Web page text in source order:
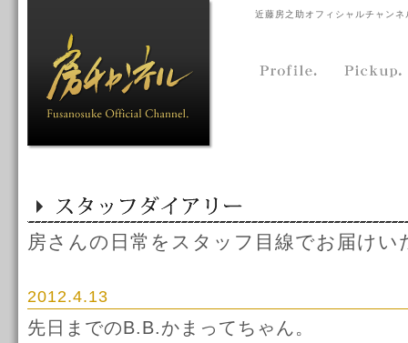
近藤房之助オフィシャルチャン
房さんの日常をスタッフ目線でお届けい
2012.4.13
先日までのB.B.かまってちゃん。